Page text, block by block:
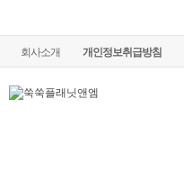
회사소개 개인정보취급방침